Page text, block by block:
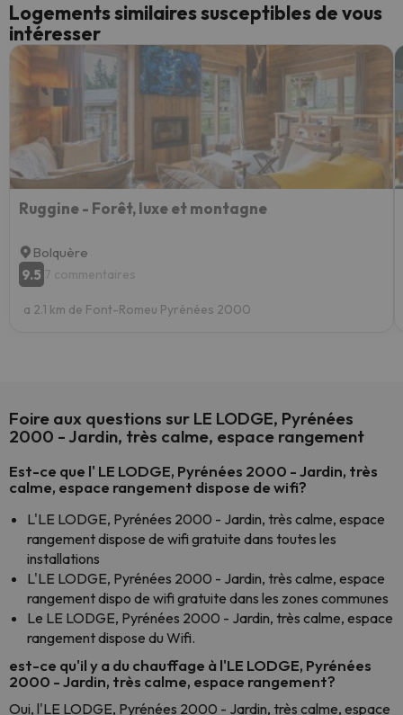
Logements similaires susceptibles de vous
intéresser
Ruggine - Forêt, luxe et montagne
Bolquère
9.5 7 commentaires
a 2.1 km de Font-Romeu Pyrénées 2000
Foire aux questions sur LE LODGE, Pyrénées
2000 - Jardin, très calme, espace rangement
Est-ce que l' LE LODGE, Pyrénées 2000 - Jardin, très
calme, espace rangement dispose de wifi?
L'LE LODGE, Pyrénées 2000 - Jardin, très calme, espace
rangement dispose de wifi gratuite dans toutes les
installations
L'LE LODGE, Pyrénées 2000 - Jardin, très calme, espace
rangement dispo de wifi gratuite dans les zones communes
Le LE LODGE, Pyrénées 2000 - Jardin, très calme, espace
rangement dispose du Wifi.
est-ce qu'il y a du chauffage à l'LE LODGE, Pyrénées
2000 - Jardin, très calme, espace rangement?
Oui, l'LE LODGE, Pyrénées 2000 - Jardin, très calme, espace